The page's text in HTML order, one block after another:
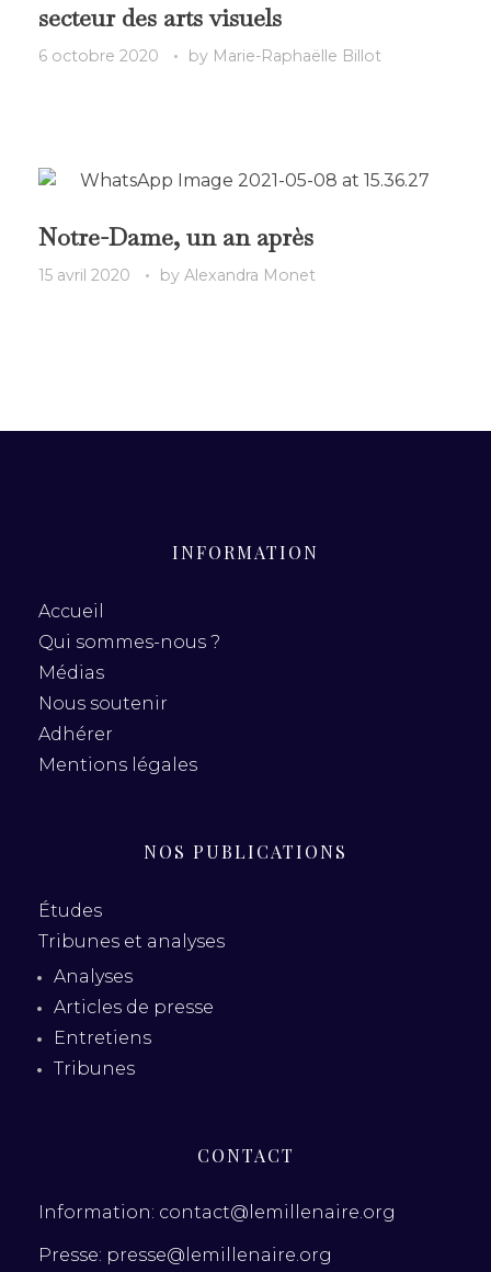
secteur des arts visuels
6 octobre 2020 by Marie-Raphaëlle Billot
Notre-Dame, un an après
15 avril 2020 by Alexandra Monet
INFORMATION
Accueil
Qui sommes-nous ?
Médias
Nous soutenir
Adhérer
Mentions légales
NOS PUBLICATIONS
Études
Tribunes et analyses
Analyses
Articles de presse
Entretiens
Tribunes
CONTACT
Information: contact@lemillenaire.org
Presse: presse@lemillenaire.org